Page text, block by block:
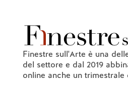
Finestre sull'Arte è una
del settore e dal 2019
online anche un trimestrale